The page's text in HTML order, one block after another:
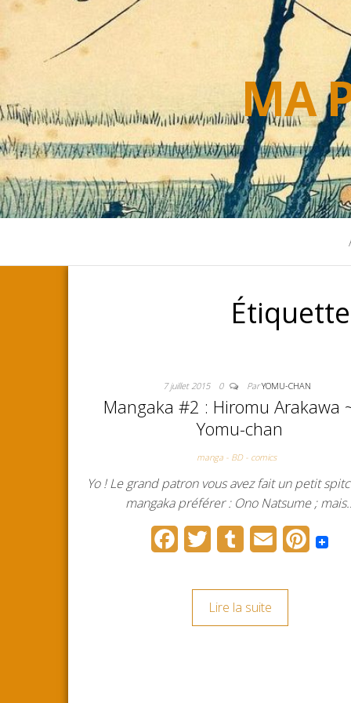
MA
7 juillet 2015 0 ParYOMU-CHAN
Mangaka #2 : Hiromu Arakawa
Yomu-chan
manga - BD - comics
Yo ! Le grand patron vous avez fait un petit
mangaka préférer : Ono Natsume ;
i
m
a
P
Lire la suite